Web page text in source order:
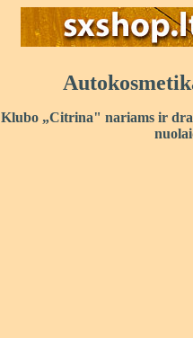
Klubo „Citrina" nariams ir